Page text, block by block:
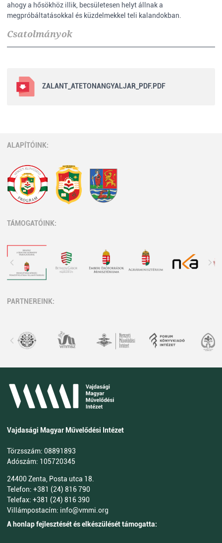
ahogy a hősökhöz illik, becsületesen helyt állnak a
megpróbáltatásokkal és küzdelmekkel teli kalandokban.
Csatolmányok
ZALANT_ATETONANGYALJAR_PDF.PDF
ALAPÍTÓINK:
TÁMOGATÓINK:
PARTNEREINK:
Vajdasági Magyar Művelődési Intézet
Törzsszám: 08891893
Adószám: 105720345
24400 Zenta, Posta utca 18.
Telefon: +381 (24) 816 790
Telefax: +381 (24) 816 390
Villámpostacím: info@vmmi.org
A honlap fejlesztését és elkészülését támogatta: